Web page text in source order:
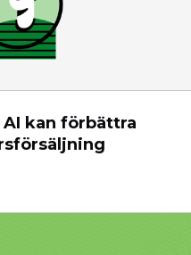
kan förbättra